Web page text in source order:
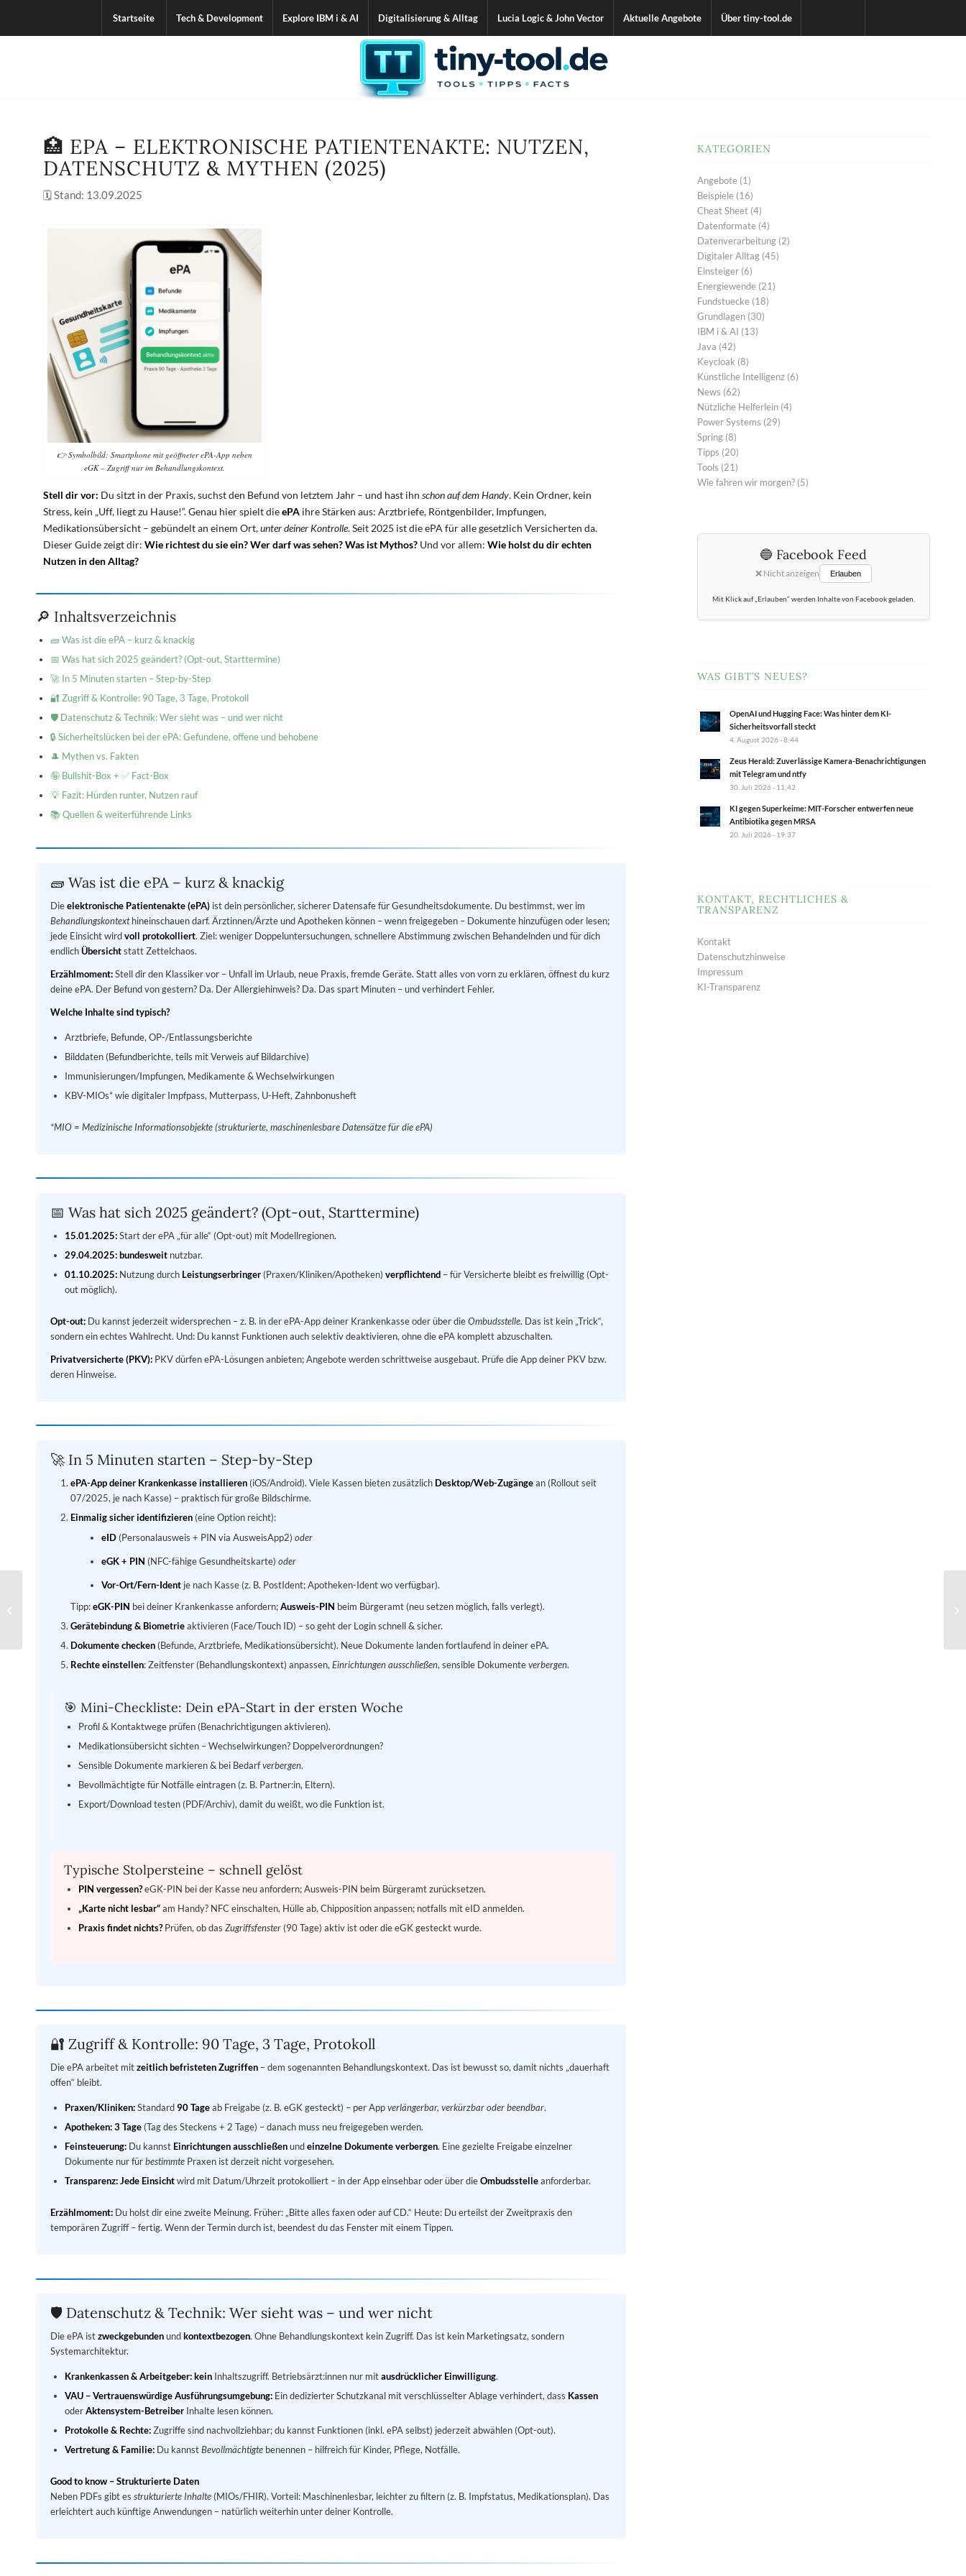
Startseite Tech & Development Explore IBM i & AI Digitalisierung & Alltag Lucia Logic & John Vector Aktuelle Angebote Über tiny-tool.de
🏥 EPA – ELEKTRONISCHE PATIENTENAKTE: NUTZEN,
DATENSCHUTZ & MYTHEN (2025)
🗓️ Stand: 13.09.2025
👉 Symbolbild: Smartphone mit geöffneter ePA-App neben
eGK – Zugriff nur im Behandlungskontext.
Stell dir vor: Du sitzt in der Praxis, suchst den Befund von letztem Jahr – und hast ihnschon auf dem Handy. Kein Ordner, kein
Stress, kein „Uff, liegt zu Hause!“. Genau hier spielt dieePA ihre Stärken aus: Arztbriefe, Röntgenbilder, Impfungen,
Medikationsübersicht – gebündelt an einem Ort,unter deiner Kontrolle. Seit 2025 ist die ePA für alle gesetzlich Versicherten da.
Dieser Guide zeigt dir:Wie richtest du sie ein? Wer darf was sehen? Was ist Mythos? Und vor allem:Wie holst du dir echten
Nutzen in den Alltag?
🔎 Inhaltsverzeichnis
🧱 Was ist die ePA – kurz & knackig
📅 Was hat sich 2025 geändert? (Opt-out, Starttermine)
🚀 In 5 Minuten starten – Step-by-Step
🔐 Zugriff & Kontrolle: 90 Tage, 3 Tage, Protokoll
🛡️ Datenschutz & Technik: Wer sieht was – und wer nicht
🔒 Sicherheitslücken bei der ePA: Gefundene, offene und behobene
🎩 Mythen vs. Fakten
🤪 Bullshit-Box + ✅ Fact-Box
💡 Fazit: Hürden runter, Nutzen rauf
📚 Quellen & weiterführende Links
🧱 Was ist die ePA – kurz & knackig
Dieelektronische Patientenakte (ePA)ist dein persönlicher, sicherer Datensafe für Gesundheitsdokumente. Du bestimmst, wer im
Behandlungskontexthineinschauen darf. Ärztinnen/Ärzte und Apotheken können – wenn freigegeben – Dokumente hinzufügen oder lesen;
jede Einsicht wirdvoll protokolliert. Ziel: weniger Doppeluntersuchungen, schnellere Abstimmung zwischen Behandelnden und für dich
endlichÜbersichtstatt Zettelchaos.
Erzählmoment:Stell dir den Klassiker vor – Unfall im Urlaub, neue Praxis, fremde Geräte. Statt alles von vorn zu erklären, öffnest du kurz
deine ePA. Der Befund von gestern? Da. Der Allergiehinweis? Da. Das spart Minuten – und verhindert Fehler.
Welche Inhalte sind typisch?
Arztbriefe, Befunde, OP-/Entlassungsberichte
Bilddaten (Befundberichte, teils mit Verweis auf Bildarchive)
Immunisierungen/Impfungen, Medikamente & Wechselwirkungen
KBV-MIOs* wie digitaler Impfpass, Mutterpass, U-Heft, Zahnbonusheft
*MIO = Medizinische Informationsobjekte (strukturierte, maschinenlesbare Datensätze für die ePA)
📅 Was hat sich 2025 geändert? (Opt-out, Starttermine)
15.01.2025:Start der ePA „für alle“ (Opt-out) mit Modellregionen.
29.04.2025: bundesweitnutzbar.
01.10.2025:Nutzung durch Leistungserbringer(Praxen/Kliniken/Apotheken) verpflichtend– für Versicherte bleibt es freiwillig (Opt-
out möglich).
Opt-out:Du kannst jederzeit widersprechen – z. B. in der ePA-App deiner Krankenkasse oder über dieOmbudsstelle. Das ist kein „Trick“,
sondern ein echtes Wahlrecht. Und: Du kannst Funktionen auch selektiv deaktivieren, ohne die ePA komplett abzuschalten.
Privatversicherte (PKV):PKV dürfen ePA-Lösungen anbieten; Angebote werden schrittweise ausgebaut. Prüfe die App deiner PKV bzw.
deren Hinweise.
🚀 In 5 Minuten starten – Step-by-Step
ePA-App deiner Krankenkasse installieren(iOS/Android). Viele Kassen bieten zusätzlich Desktop/Web-Zugängean (Rollout seit
07/2025, je nach Kasse) – praktisch für große Bildschirme.
Einmalig sicher identifizieren(eine Option reicht):
eID(Personalausweis + PIN via AusweisApp2) oder
eGK + PIN (NFC-fähige Gesundheitskarte) oder
Vor-Ort/Fern-Identje nach Kasse (z. B. PostIdent; Apotheken-Ident wo verfügbar).
Tipp:eGK-PIN bei deiner Krankenkasse anfordern;Ausweis-PIN beim Bürgeramt (neu setzen möglich, falls verlegt).
Gerätebindung & Biometrieaktivieren (Face/Touch ID) – so geht der Login schnell & sicher.
Dokumente checken(Befunde, Arztbriefe, Medikationsübersicht). Neue Dokumente landen fortlaufend in deiner ePA.
Rechte einstellen: Zeitfenster (Behandlungskontext) anpassen, Einrichtungen ausschließen, sensible Dokumenteverbergen.
🎯 Mini-Checkliste: Dein ePA-Start in der ersten Woche
Profil & Kontaktwege prüfen (Benachrichtigungen aktivieren).
Medikationsübersicht sichten – Wechselwirkungen? Doppelverordnungen?
Sensible Dokumente markieren & bei Bedarfverbergen.
Bevollmächtigte für Notfälle eintragen (z. B. Partner:in, Eltern).
Export/Download testen (PDF/Archiv), damit du weißt, wo die Funktion ist.
Typische Stolpersteine – schnell gelöst
PIN vergessen?eGK-PIN bei der Kasse neu anfordern; Ausweis-PIN beim Bürgeramt zurücksetzen.
„Karte nicht lesbar“am Handy? NFC einschalten, Hülle ab, Chipposition anpassen; notfalls mit eID anmelden.
Praxis findet nichts?Prüfen, ob dasZugriffsfenster (90 Tage) aktiv ist oder die eGK gesteckt wurde.
🔐 Zugriff & Kontrolle: 90 Tage, 3 Tage, Protokoll
Die ePA arbeitet mitzeitlich befristeten Zugriffen– dem sogenannten Behandlungskontext. Das ist bewusst so, damit nichts „dauerhaft
offen“ bleibt.
Praxen/Kliniken:Standard90 Tageab Freigabe (z. B. eGK gesteckt) – per Appverlängerbar, verkürzbar oder beendbar.
Apotheken: 3 Tage(Tag des Steckens + 2 Tage) – danach muss neu freigegeben werden.
Feinsteuerung:Du kannst Einrichtungen ausschließenundeinzelne Dokumente verbergen. Eine gezielte Freigabe einzelner
Dokumente nur fürbestimmtePraxen ist derzeit nicht vorgesehen.
Transparenz: Jede Einsichtwird mit Datum/Uhrzeit protokolliert – in der App einsehbar oder über dieOmbudsstelleanforderbar.
Erzählmoment:Du holst dir eine zweite Meinung. Früher: „Bitte alles faxen oder auf CD.“ Heute: Du erteilst der Zweitpraxis den
temporären Zugriff – fertig. Wenn der Termin durch ist, beendest du das Fenster mit einem Tippen.
🛡️ Datenschutz & Technik: Wer sieht was – und wer nicht
Die ePA istzweckgebundenundkontextbezogen. Ohne Behandlungskontext kein Zugriff. Das ist kein Marketingsatz, sondern
Systemarchitektur.
Krankenkassen & Arbeitgeber: keinInhaltszugriff. Betriebsärzt:innen nur mitausdrücklicher Einwilligung.
VAU – Vertrauenswürdige Ausführungsumgebung:Ein dedizierter Schutzkanal mit verschlüsselter Ablage verhindert, dass Kassen
oderAktensystem-BetreiberInhalte lesen können.
Protokolle & Rechte:Zugriffe sind nachvollziehbar; du kannst Funktionen (inkl. ePA selbst) jederzeit abwählen (Opt-out).
Vertretung & Familie:Du kannstBevollmächtigtebenennen – hilfreich für Kinder, Pflege, Notfälle.
Good to know – Strukturierte Daten
Neben PDFs gibt es strukturierte Inhalte(MIOs/FHIR). Vorteil: Maschinenlesbar, leichter zu filtern (z. B. Impfstatus, Medikationsplan). Das
erleichtert auch künftige Anwendungen – natürlich weiterhin unter deiner Kontrolle.
KATEGORIEN
Angebote(1)
Beispiele(16)
Cheat Sheet(4)
Datenformate(4)
Datenverarbeitung(2)
Digitaler Alltag(45)
Einsteiger(6)
Energiewende(21)
Fundstuecke(18)
Grundlagen(30)
IBM i & AI (13)
Java (42)
Keycloak (8)
Künstliche Intelligenz(6)
News (62)
Nützliche Helferlein(4)
Power Systems (29)
Spring(8)
Tipps (20)
Tools (21)
Wie fahren wir morgen?(5)
🔵 Facebook Feed
❌ Nicht anzeigen Erlauben
Mit Klick auf „Erlauben“ werden Inhalte von Facebook geladen.
WAS GIBT’S NEUES?
OpenAI und Hugging Face: Was hinter dem KI-
Sicherheitsvorfall steckt
4. August 2026 - 8:44
Zeus Herald: Zuverlässige Kamera-Benachrichtigungen
mit Telegram und ntfy
30. Juli 2026 - 11:42
KI gegen Superkeime: MIT-Forscher entwerfen neue
Antibiotika gegen MRSA
20. Juli 2026 - 19:37
KONTAKT, RECHTLICHES &
TRANSPARENZ
Kontakt
Datenschutzhinweise
Impressum
KI-Transparenz
schnell, vielseitig. | tiny-